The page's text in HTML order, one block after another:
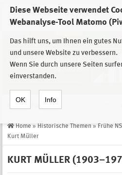
Diese Webseite verwendet
Webanalyse-Tool Matomo
Das hilft uns, um Ihnen ein gutes
und unsere Website zu verbessern.
Wenn Sie durch unsere Seiten
einverstanden.
OK Info
Zur Auswahl der Einrichtungen der
Stiftung Sächsische Gedenkstätten
Home » Historische Themen » Frühe
Kurt Müller
KURT MÜLLER